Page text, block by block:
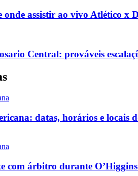
onde assistir ao vivo Atlético x
Central: prováveis
datas, horários e locais
com árbitro durante